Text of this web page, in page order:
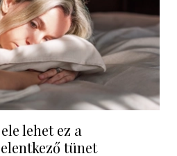
lehet ez a
tünet